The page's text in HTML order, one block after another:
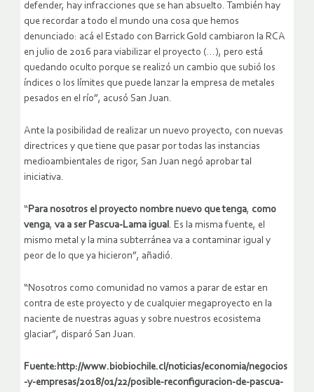
defender, hay infracciones que se han absuelto. También hay
que recordar a todo el mundo una cosa que hemos
denunciado: acá el Estado con Barrick Gold cambiaron la RCA
en julio de 2016 para viabilizar el proyecto (…), pero está
quedando oculto porque se realizó un cambio que subió los
índices o los límites que puede lanzar la empresa de metales
pesados en el río”, acusó San Juan.
Ante la posibilidad de realizar un nuevo proyecto, con nuevas
directrices y que tiene que pasar por todas las instancias
medioambientales de rigor, San Juan negó aprobar tal
iniciativa.
“Para nosotros el proyecto nombre nuevo que tenga, como
venga, va a ser Pascua-Lama igual. Es la misma fuente, el
mismo metal y la mina subterránea va a contaminar igual y
peor de lo que ya hicieron”, añadió.
“Nosotros como comunidad no vamos a parar de estar en
contra de este proyecto y de cualquier megaproyecto en la
naciente de nuestras aguas y sobre nuestros ecosistema
glaciar”, disparó San Juan.
Fuente:http://www.biobiochile.cl/noticias/economia/negocios
-y-empresas/2018/01/22/posible-reconfiguracion-de-pascua-